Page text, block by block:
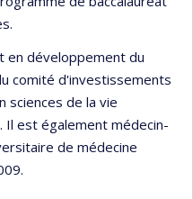
en développement du
comité d'investissements
sciences de la vie
Il est également médecin-
de médecine